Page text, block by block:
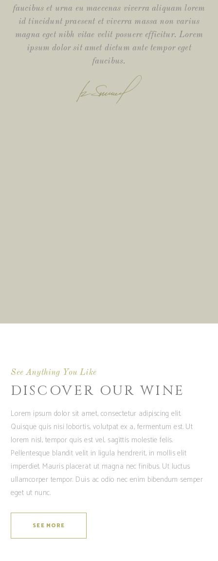
faucibus et urna eu maecenas viverra aliquam lorem
id tincidunt praesent et viverra massa non varius
magna eget nibh vitae velit posuere efficitur. Lorem
ipsum dolor sit amet dictum ante tempor eget
faucibus.
See Anything You Like
DISCOVER OUR WINE
Lorem ipsum dolor sit amet, consectetur adipiscing elit.
Quisque quis nisi lobortis, volutpat ex a, fermentum est. Ut
lorem nisl, tempor quis est vel, sagittis molestie felis.
Pellentesque blandit velit in ligula hendrerit, in mollis elit
imperdiet. Mauris placerat ut magna nec finibus. Ut luctus
ullamcorper tempor. Duis ac odio nec enim bibendum semper
eget ut nunc.
SEE MORE